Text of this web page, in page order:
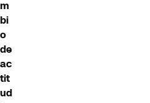
m
bi
o
de
ac
tit
ud